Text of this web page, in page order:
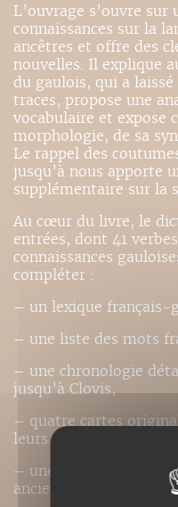
L’ouvrage s’ouvre
connaissances sur la
ancêtres et offre des
nouvelles. Il explique
du gaulois, qui a
traces, propose une
vocabulaire et expose
morphologie, de sa
Le rappel des
jusqu’à nous apporte
supplémentaire sur la
Au cœur du livre, le
entrées, dont 41
connaissances
compléter :
– un lexique français-
– une liste des mots
– une chronologie
jusqu’à Clovis,
– quatre cartes
leurs villes,
– une notice
anciens cités,